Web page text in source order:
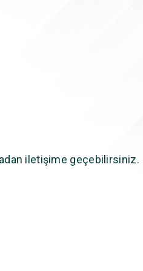
iletişime geçebilirsiniz.